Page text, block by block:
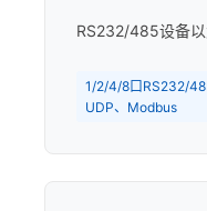
RS232/485设备
1/2/4/8口RS232/
UDP、Modbus